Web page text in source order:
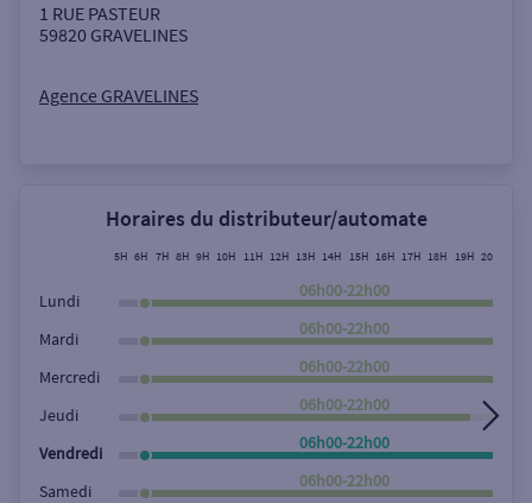
Rechercher
1 RUE PASTEUR
59820 GRAVELINES
Agence GRAVELINES
Horaires du distributeur/automate
5H 6H 7H 8H 9H 10H 11H 12H 13H 14H 15H 16H 17H 18H 19H 20H
Lundi
06h00-22h00
Mardi
06h00-22h00
Mercredi
06h00-22h00
Jeudi
06h00-22h00
Vendredi
06h00-22h00
Samedi
06h00-22h00